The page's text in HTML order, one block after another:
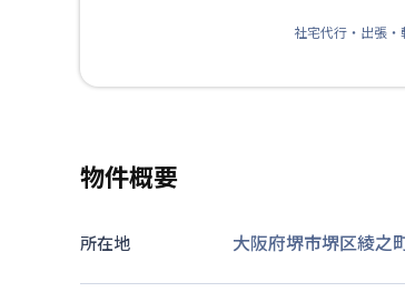
社宅代行・出張
物件概要
所在地 大阪府堺市堺区綾之